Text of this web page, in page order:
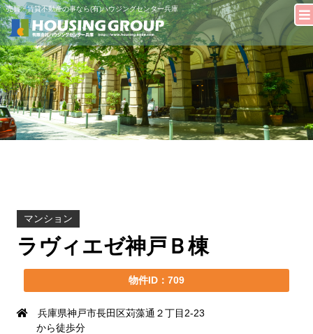
売買・賃貸不動産の事なら(有)ハウジングセンター兵庫
マンション
ラヴィエゼ神戸Ｂ棟
物件ID：709
兵庫県神戸市長田区苅藻通２丁目2-23
から徒歩分